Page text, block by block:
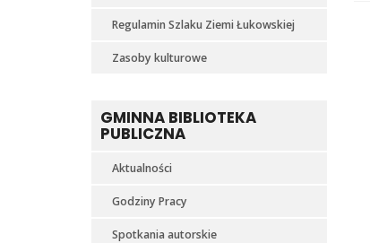
Regulamin Szlaku Ziemi Łukowskiej
Zasoby kulturowe
GMINNA BIBLIOTEKA
PUBLICZNA
Aktualności
Godziny Pracy
Spotkania autorskie